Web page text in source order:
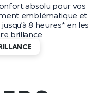
absolu pour vos
emblématique et
8 heures* en les
brillance.